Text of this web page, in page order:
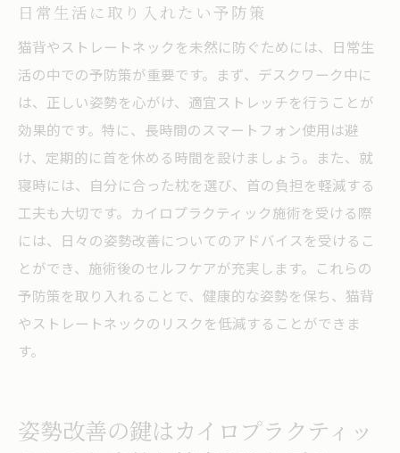
日常生活に取り入れたい予防策
猫背やストレートネックを未然に防ぐためには、日常生
活の中での予防策が重要です。まず、デスクワーク中に
は、正しい姿勢を心がけ、適宜ストレッチを行うことが
効果的です。特に、長時間のスマートフォン使用は避
け、定期的に首を休める時間を設けましょう。また、就
寝時には、自分に合った枕を選び、首の負担を軽減する
工夫も大切です。カイロプラクティック施術を受ける際
には、日々の姿勢改善についてのアドバイスを受けるこ
とができ、施術後のセルフケアが充実します。これらの
予防策を取り入れることで、健康的な姿勢を保ち、猫背
やストレートネックのリスクを低減することができま
す。
姿勢改善の鍵はカイロプラクティッ